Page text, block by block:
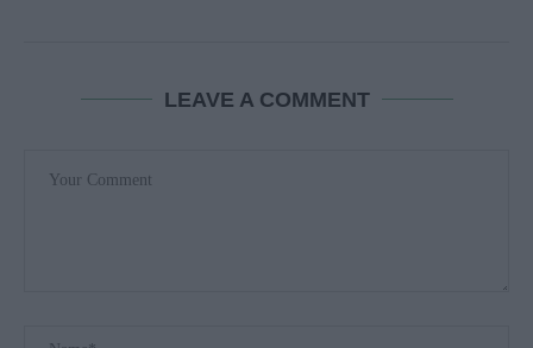
LEAVE A COMMENT